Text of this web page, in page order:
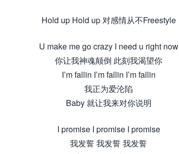
Hold up Hold up 对感情从不Freestyle
U make me go crazy I need u right now
你让我神魂颠倒 此刻我渴望你
I’m fallin I’m fallin I’m fallin
我正为爱沦陷
Baby 就让我来对你说明
I promise I promise I promise
我发誓 我发誓 我发誓